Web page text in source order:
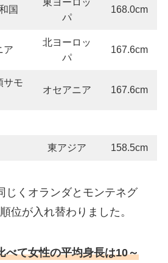
国
パ
168.0cm
ア
北ヨーロッ
パ
167.6cm
サモ
オセアニア 167.6cm
東アジア 158.5cm
じくオランダとモンテネグ
位が入れ替わりました。
べて女性の平均身長は10～